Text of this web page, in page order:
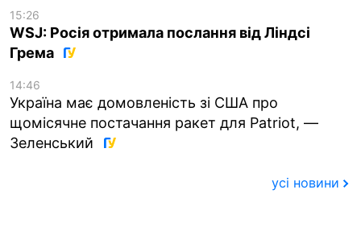
15:26
WSJ: Росія отримала послання від Ліндсі
Грема
14:46
Україна має домовленість зі США про
щомісячне постачання ракет для Patriot, —
Зеленський
усі новини